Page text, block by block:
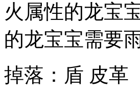
火属性的龙宝
的龙宝宝需要
掉落：盾 皮革